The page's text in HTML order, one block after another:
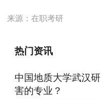
来源：在职考研
热门资讯
中国地质大学武汉
害的专业？